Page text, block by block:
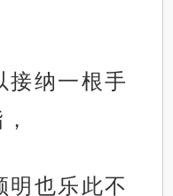
接纳一根手
明也乐此不